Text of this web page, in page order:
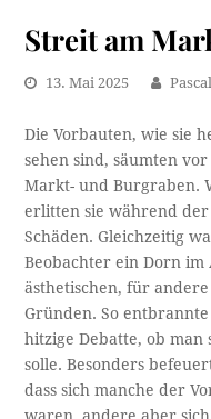
Streit am
13. Mai 2025
Die Vorbauten, wie sie
sehen sind, säumten
Markt- und Burgraben.
erlitten sie während
Schäden. Gleichzeitig
Beobachter ein Dorn im
ästhetischen, für
Gründen. So
hitzige Debatte, ob
solle. Besonders
dass sich manche der